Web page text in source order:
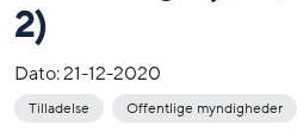
2)
Dato:21-12-2020
Tilladelse Offentlige myndigheder